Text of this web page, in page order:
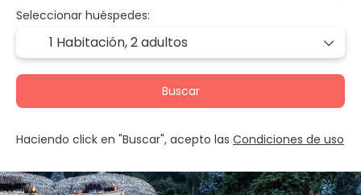
Seleccionar huéspedes:
1 Habitación,2 adultos
Buscar
Haciendo click en "Buscar", acepto las Condiciones de uso